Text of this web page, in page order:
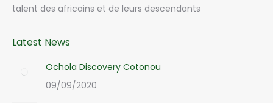
talent des africains et de leurs descendants
Latest News
Ochola Discovery Cotonou
09/09/2020